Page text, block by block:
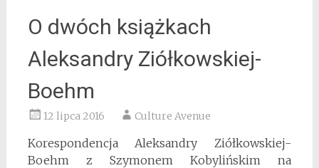
O dwóch książkach
Aleksandry Ziółkowskiej-
Boehm
12 lipca 2016 Culture Avenue
Korespondencja Aleksandry Ziółkowskiej-
Boehm z Szymonem Kobylińskim na